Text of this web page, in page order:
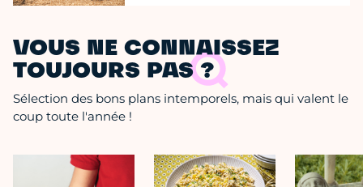
VOUS NE CONNAISSEZ
TOUJOURS PAS ?
Sélection des bons plans intemporels, mais qui valent le
coup toute l'année !